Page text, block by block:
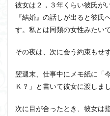
彼女は２，３年くらい彼氏が
『結婚』の話しが出ると彼
す。私とは同類の女性みたいで
その夜は、次に会う約束もせ
翌週末、仕事中にメモ紙に
Ｋ？」と書いて彼女に渡しまし
次に目が合ったとき、彼女は